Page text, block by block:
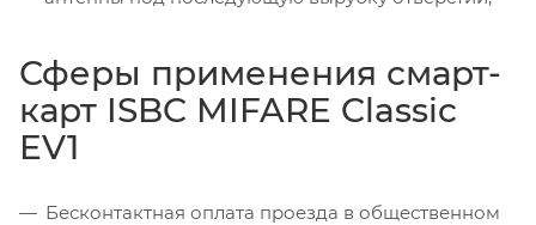
Сферы применения смарт-
карт ISBC MIFARE Classic
EV1
Бесконтактная оплата проезда в общественном